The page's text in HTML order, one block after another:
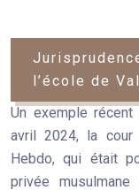
l’école de
Un exemple
avril 2024, la cour
Hebdo, qui était
privée